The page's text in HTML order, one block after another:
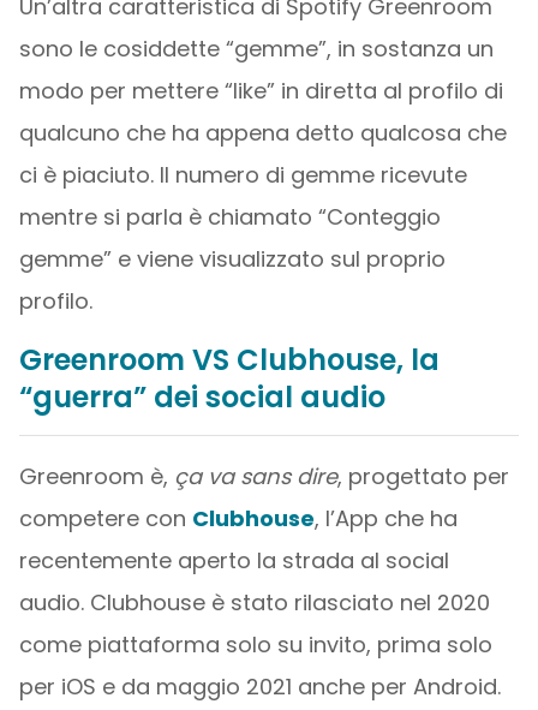
Un’altra caratteristica di Spotify Greenroom
sono le cosiddette “gemme”, in sostanza un
modo per mettere “like” in diretta al profilo di
qualcuno che ha appena detto qualcosa che
ci è piaciuto. Il numero di gemme ricevute
mentre si parla è chiamato “Conteggio
gemme” e viene visualizzato sul proprio
profilo.
Greenroom VS Clubhouse, la
“guerra” dei social audio
Greenroom è, ça va sans dire, progettato per
competere con Clubhouse, l’App che ha
recentemente aperto la strada al social
audio. Clubhouse è stato rilasciato nel 2020
come piattaforma solo su invito, prima solo
per iOS e da maggio 2021 anche per Android.